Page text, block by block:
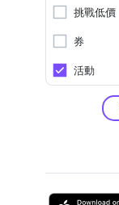
挑戰低價
券
活動